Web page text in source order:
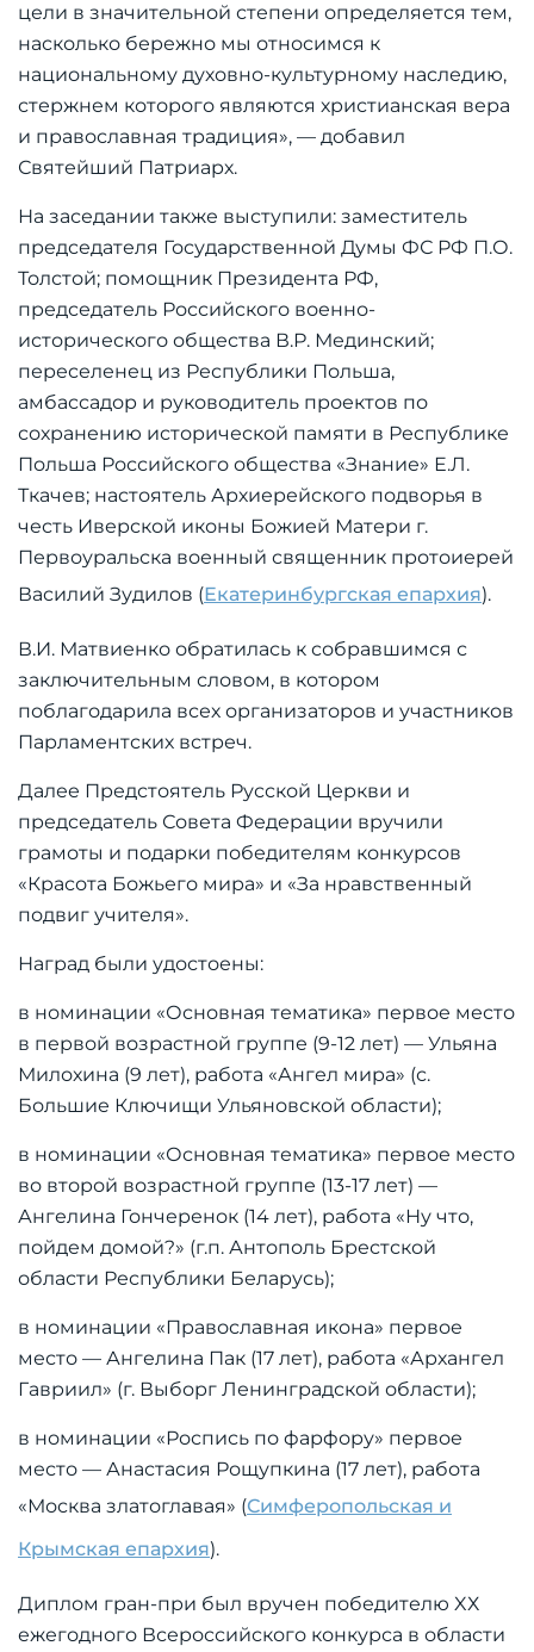
цели в значительной степени определяется тем,
насколько бережно мы относимся к
национальному духовно-культурному наследию,
стержнем которого являются христианская вера
и православная традиция», — добавил
Святейший Патриарх.
На заседании также выступили: заместитель
председателя Государственной Думы ФС РФ П.О.
Толстой; помощник Президента РФ,
председатель Российского военно-
исторического общества В.Р. Мединский;
переселенец из Республики Польша,
амбассадор и руководитель проектов по
сохранению исторической памяти в Республике
Польша Российского общества «Знание» Е.Л.
Ткачев; настоятель Архиерейского подворья в
честь Иверской иконы Божией Матери г.
Первоуральска военный священник протоиерей
Василий Зудилов (Екатеринбургская епархия).
В.И. Матвиенко обратилась к собравшимся с
заключительным словом, в котором
поблагодарила всех организаторов и участников
Парламентских встреч.
Далее Предстоятель Русской Церкви и
председатель Совета Федерации вручили
грамоты и подарки победителям конкурсов
«Красота Божьего мира» и «За нравственный
подвиг учителя».
Наград были удостоены:
в номинации «Основная тематика» первое место
в первой возрастной группе (9-12 лет) — Ульяна
Милохина (9 лет), работа «Ангел мира» (с.
Большие Ключищи Ульяновской области);
в номинации «Основная тематика» первое место
во второй возрастной группе (13-17 лет) —
Ангелина Гончеренок (14 лет), работа «Ну что,
пойдем домой?» (г.п. Антополь Брестской
области Республики Беларусь);
в номинации «Православная икона» первое
место — Ангелина Пак (17 лет), работа «Архангел
Гавриил» (г. Выборг Ленинградской области);
в номинации «Роспись по фарфору» первое
место — Анастасия Рощупкина (17 лет), работа
«Москва златоглавая» (Симферопольская и
Крымская епархия).
Диплом гран-при был вручен победителю XХ
ежегодного Всероссийского конкурса в области